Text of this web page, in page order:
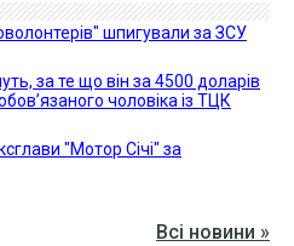
шпигували за ЗСУ
за те що він за 4500 доларів
чоловіка із ТЦК
"Мотор Січі" за
Всі новини »